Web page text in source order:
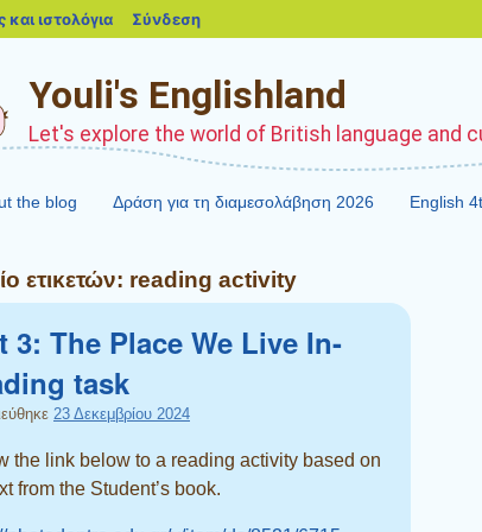
Youli's Englishland
Let's explore the world of British language and
the blog Δράση για τη διαμεσολάβηση 2026 English
ετικετών: reading activity
3: The Place We Live In-
task
23 Δεκεμβρίου 2024
the link below to a reading activity based on
from the Student’s book.
και ιστολόγια blogs.sch.gr
Σύνδεση